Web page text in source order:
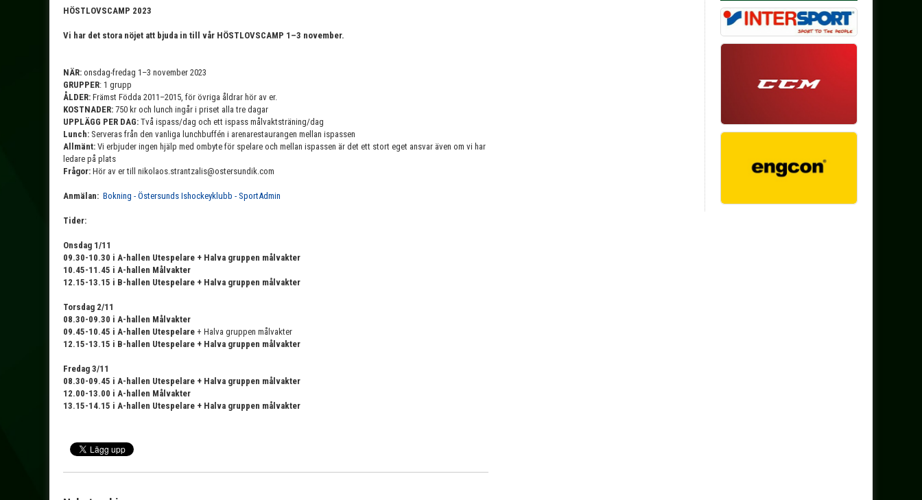
HÖSTLOVSCAMP 2023
Vi har det stora nöjet att bjuda in till vår HÖSTLOVSCAMP 1–3 november.
NÄR: onsdag-fredag 1–3 november 2023
GRUPPER: 1 grupp
ÅLDER: Främst Födda 2011–2015, för övriga åldrar hör av er.
KOSTNADER: 750 kr och lunch ingår i priset alla tre dagar
UPPLÄGG PER DAG: Två ispass/dag och ett ispass målvaktsträning/dag
Lunch: Serveras från den vanliga lunchbuffén i arenarestaurangen mellan ispassen
Allmänt: Vi erbjuder ingen hjälp med ombyte för spelare och mellan ispassen är det ett stort eget ansvar även om vi har
ledare på plats
Frågor: Hör av er till nikolaos.strantzalis@ostersundik.com
Anmälan: Bokning - Östersunds Ishockeyklubb - SportAdmin
Tider:
Onsdag 1/11
09.30-10.30 i A-hallen Utespelare + Halva gruppen målvakter
10.45-11.45 i A-hallen Målvakter
12.15-13.15 i B-hallen Utespelare + Halva gruppen målvakter
Torsdag 2/11
08.30-09.30 i A-hallen Målvakter
09.45-10.45 i A-hallen Utespelare + Halva gruppen målvakter
12.15-13.15 i B-hallen Utespelare + Halva gruppen målvakter
Fredag 3/11
08.30-09.45 i A-hallen Utespelare + Halva gruppen målvakter
12.00-13.00 i A-hallen Målvakter
13.15-14.15 i A-hallen Utespelare + Halva gruppen målvakter